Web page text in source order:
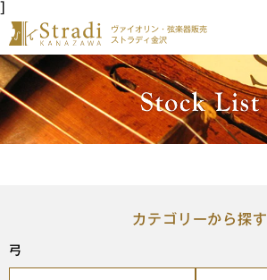
]
ヴァイオリン・弦楽器販売
ストラディ金沢
カテゴリーから探す
弓